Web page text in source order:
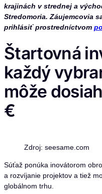
krajinách v strednej a
Stredomoria. Záujemcovia
prihlásiť prostredníctvom
Štartovná
každý
môže
€
Zdroj: seesame.com
Súťaž ponúka inovátorom
a rozvíjanie projektov a tiež
globálnom trhu.